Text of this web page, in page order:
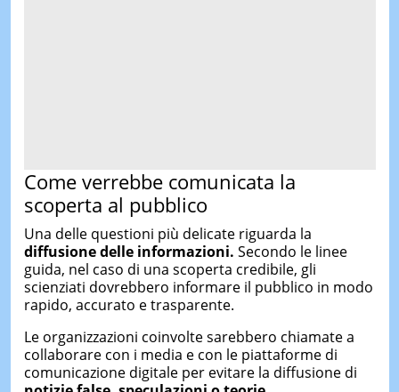
Come verrebbe comunicata la
scoperta al pubblico
Una delle questioni più delicate riguarda la
diffusione delle informazioni. Secondo le linee
guida, nel caso di una scoperta credibile, gli
scienziati dovrebbero informare il pubblico in modo
rapido, accurato e trasparente.
Le organizzazioni coinvolte sarebbero chiamate a
collaborare con i media e con le piattaforme di
comunicazione digitale per evitare la diffusione di